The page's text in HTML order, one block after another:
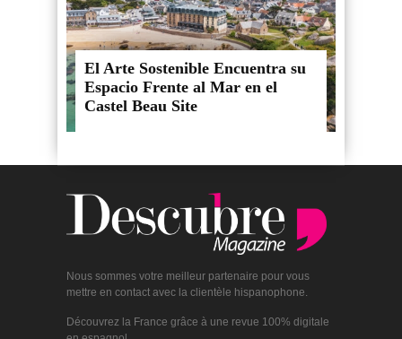
El Arte Sostenible Encuentra su
Espacio Frente al Mar en el
Castel Beau Site
Nous sommes votre meilleur partenaire pour vous
mettre en contact avec la clientèle hispanophone.
Découvrez la France grâce à une revue 100% digitale